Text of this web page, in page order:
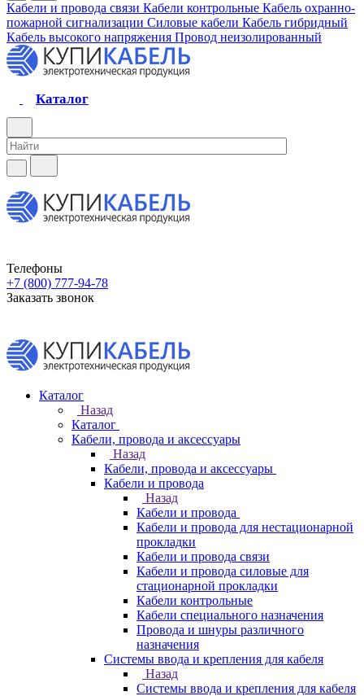
Кабели и провода связи Кабели контрольные Кабель охранно-
пожарной сигнализации Силовые кабели Кабель гибридный
Кабель высокого напряжения Провод неизолированный
Каталог
Телефоны
+7 (800) 777-94-78
Заказать звонок
Каталог
Назад
Каталог
Кабели, провода и аксессуары
Назад
Кабели, провода и аксессуары
Кабели и провода
Назад
Кабели и провода
Кабели и провода для нестационарной
прокладки
Кабели и провода связи
Кабели и провода силовые для
стационарной прокладки
Кабели контрольные
Кабели специального назначения
Провода и шнуры различного
назначения
Системы ввода и крепления для кабеля
Назад
Системы ввода и крепления для кабеля